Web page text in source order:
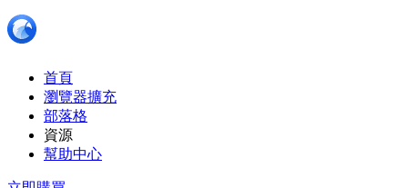
首頁
瀏覽器擴充
部落格
資源
幫助中心